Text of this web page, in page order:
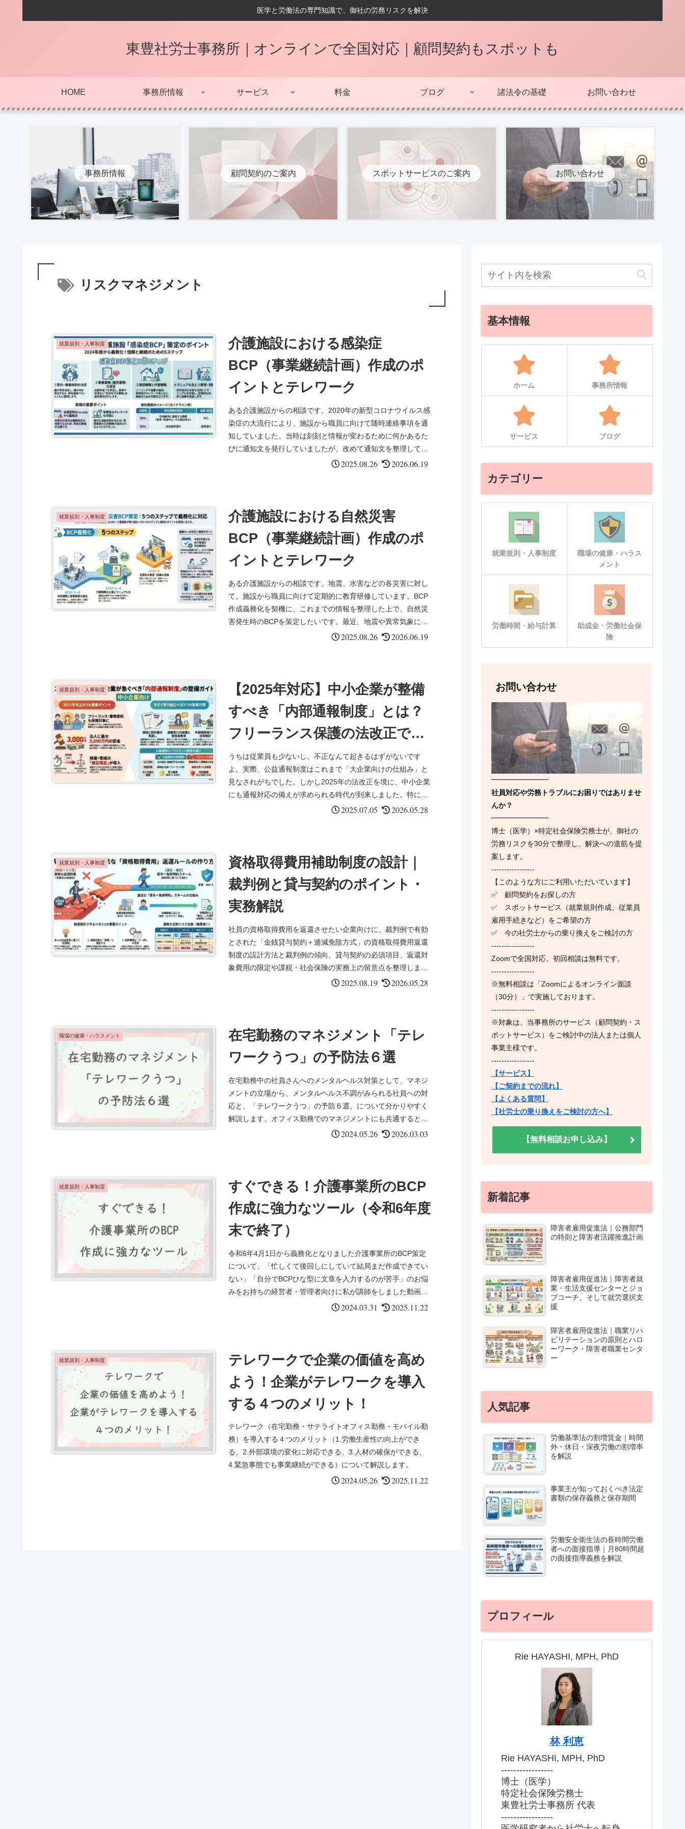
医学と労働法の専門知識で、御社の労務リスクを解決
東豊社労士事務所｜オンラインで全国対応｜顧問契約もスポットも
HOME 事務所情報 サービス 料金 ブログ 諸法令の基礎 お問い合わせ
事務所情報 顧問契約のご案内 スポットサービスのご案内 お問い合わせ
リスクマネジメント
就業規則・人事制度
介護施設における感染症
BCP（事業継続計画）作成のポ
イントとテレワーク
ある介護施設からの相談です。2020年の新型コロナウイルス感
染症の大流行により、施設から職員に向けて随時連絡事項を通
知していました。当時は刻刻と情報が変わるために何かあるた
びに通知文を発行していましたが、改めて通知文を整理してみ
2025.08.26 2026.06.19
就業規則・人事制度
介護施設における自然災害
BCP（事業継続計画）作成のポ
イントとテレワーク
ある介護施設からの相談です。地震、水害などの各災害に対し
て、施設から職員に向けて定期的に教育研修しています。BCP
作成義務化を契機に、これまでの情報を整理した上で、自然災
害発生時のBCPを策定したいです。最近、地震や異常気象によ
2025.08.26 2026.06.19
就業規則・人事制度
【2025年対応】中小企業が整備
すべき「内部通報制度」とは？
フリーランス保護の法改正で変
わる実務ポイント
うちは従業員も少ないし、不正なんて起きるはずがないです
よ。実際、公益通報制度はこれまで「大企業向けの仕組み」と
見なされがちでした。しかし2025年の法改正を境に、中小企業
にも通報対応の備えが求められる時代が到来しました。特に、
2025.07.05 2026.05.28
就業規則・人事制度
資格取得費用補助制度の設計｜
裁判例と貸与契約のポイント・
実務解説
社員の資格取得費用を返還させたい企業向けに、裁判例で有効
とされた「金銭貸与契約＋逓減免除方式」の資格取得費用返還
制度の設計方法と裁判例の傾向、貸与契約の必須項目、返還対
象費用の限定や課税・社会保険の実務上の留意点を整理しまし
2025.08.19 2026.05.28
職場の健康・ハラスメント
在宅勤務のマネジメント「テレ
ワークうつ」の予防法６選
在宅勤務中の社員さんへのメンタルヘルス対策として、マネジ
メントの立場から、メンタルヘルス不調がみられる社員への対
応と、「テレワークうつ」の予防６選、について分かりやすく
解説します。オフィス勤務でのマネジメントにも共通するとこ
ろがありますので是非参考にしてください！
2024.05.26 2026.03.03
就業規則・人事制度
すぐできる！介護事業所のBCP
作成に強力なツール（令和6年度
末で終了）
令和6年4月1日から義務化となりました介護事業所のBCP策定
について、「忙しくて後回しにしていて結局まだ作成できてい
ない」「自分でBCPひな型に文章を入力するのが苦手」のお悩
みをお持ちの経営者・管理者向けに私が講師をしました動画セ
ミナーについてご案内いたします。2024.03.31 2025.11.22
就業規則・人事制度
テレワークで企業の価値を高め
よう！企業がテレワークを導入
する４つのメリット！
テレワーク（在宅勤務・サテライトオフィス勤務・モバイル勤
務）を導入する４つのメリット（1.労働生産性の向上ができ
る、2.外部環境の変化に対応できる、3.人材の確保ができる、
4.緊急事態でも事業継続ができる）について解説します。
2024.05.26 2025.11.22
基本情報
ホーム 事務所情報
サービス ブログ
カテゴリー
就業規則・人事制度
職場の健康・ハラス
メント
労働時間・給与計算
助成金・労働社会保
険
お問い合わせ
━━━━━━━━
社員対応や労務トラブルにお困りではありませ
んか？
━━━━━━━━
博士（医学）×特定社会保険労務士が、御社の
労務リスクを30分で整理し、解決への道筋を提
案します。
-----------------
【このような方にご利用いただいています】
✅ 顧問契約をお探しの方
✅ スポットサービス（就業規則作成、従業員
雇用手続きなど）をご希望の方
✅ 今の社労士からの乗り換えをご検討の方
-----------------
Zoomで全国対応。初回相談は無料です。
-----------------
※無料相談は「Zoomによるオンライン面談
（30分）」で実施しております。
-----------------
※対象は、当事務所のサービス（顧問契約・ス
ポットサービス）をご検討中の法人または個人
事業主様です。
-----------------
【サービス】
【ご契約までの流れ】
【よくある質問】
【社労士の乗り換えをご検討の方へ】
【無料相談お申し込み】
新着記事
障害者雇用促進法｜公務部門
の特則と障害者活躍推進計画
障害者雇用促進法｜障害者就
業・生活支援センターとジョ
ブコーチ、そして就労選択支
援
障害者雇用促進法｜職業リハ
ビリテーションの原則とハロ
ーワーク・障害者職業センタ
ー
人気記事
労働基準法の割増賃金｜時間
外・休日・深夜労働の割増率
を解説
事業主が知っておくべき法定
書類の保存義務と保存期間
労働安全衛生法の長時間労働
者への面接指導｜月80時間超
の面接指導義務を解説
プロフィール
Rie HAYASHI, MPH, PhD
林 利恵
Rie HAYASHI, MPH, PhD
-----------------
博士（医学）
特定社会保険労務士
東豊社労士事務所 代表
-----------------